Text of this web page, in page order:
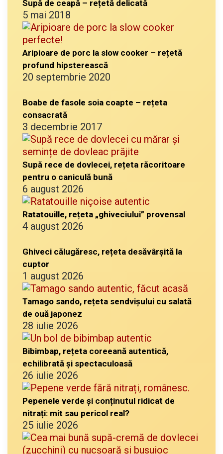
Supă de ceapă – rețetă delicată
5 mai 2018
Aripioare de porc la slow cooker – rețetă
profund hipsterească
20 septembrie 2020
Boabe de fasole soia coapte – rețeta
consacrată
3 decembrie 2017
Supă rece de dovlecei, rețeta răcoritoare
pentru o caniculă bună
6 august 2026
Ratatouille, rețeta „ghiveciului” provensal
4 august 2026
Ghiveci călugăresc, rețeta desăvârșită la
cuptor
1 august 2026
Tamago sando, rețeta sendvișului cu salată
de ouă japonez
28 iulie 2026
Bibimbap, rețeta coreeană autentică,
echilibrată și spectaculoasă
26 iulie 2026
Pepenele verde și conținutul ridicat de
nitrați: mit sau pericol real?
25 iulie 2026